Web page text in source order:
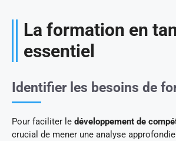
La formation en
essentiel
Identifier les besoins de
Pour faciliter le développement de
crucial de mener une analyse